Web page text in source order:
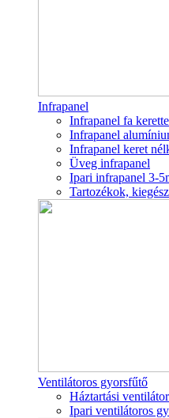
Infrapanel
Infrapanel fa
Infrapanel
Infrapanel keret
Üveg infrapanel
Ipari infrapanel 3-
Tartozékok,
Ventilátoros gyorsfűtő
Háztartási
Ipari ventilátoros